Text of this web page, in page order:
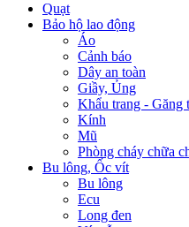
Quạt
Bảo hộ lao động
Áo
Cảnh báo
Dây an toàn
Giầy, Ủng
Khẩu trang - Găng
Kính
Mũ
Phòng cháy chữa
Bu lông, Ốc vít
Bu lông
Ecu
Long đen